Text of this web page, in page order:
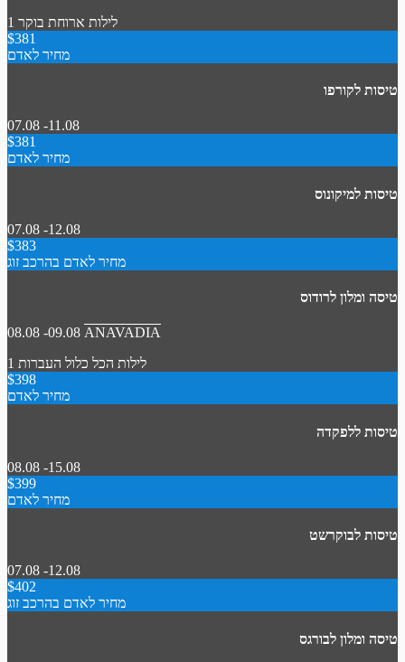
1 לילות ארוחת בוקר
$381
מחיר לאדם
טיסות לקורפו
07.08 -11.08
$381
מחיר לאדם
טיסות למיקונוס
07.08 -12.08
$383
מחיר לאדם בהרכב זוג
טיסה ומלון לרודוס
08.08 -09.08 ANAVADIA
1 לילות הכל כלול העברות
$398
מחיר לאדם
טיסות ללפקדה
08.08 -15.08
$399
מחיר לאדם
טיסות לבוקרשט
07.08 -12.08
$402
מחיר לאדם בהרכב זוג
טיסה ומלון לבורגס